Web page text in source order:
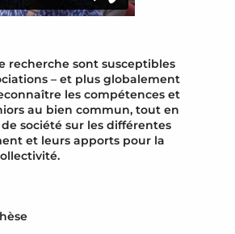
recherche sont susceptibles
– et plus globalement
les compétences et
au bien commun, tout en
société sur les différentes
et leurs apports pour la